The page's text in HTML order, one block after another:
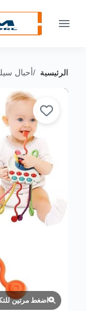
الرئيسية أحبال
اضغط مرتين